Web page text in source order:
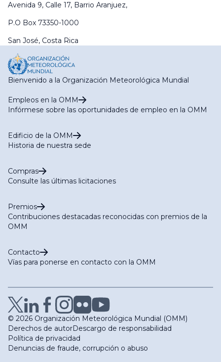
Avenida 9, Calle 17, Barrio Aranjuez,
P.O Box 73350-1000
San José, Costa Rica
Bienvenido a la Organización Meteorológica Mundial
Empleos en la OMM
Infórmese sobre las oportunidades de empleo en la OMM
Edificio de la OMM
Historia de nuestra sede
Compras
Consulte las últimas licitaciones
Premios
Contribuciones destacadas reconocidas con premios de la
OMM
Contacto
Vías para ponerse en contacto con la OMM
© 2026 Organización Meteorológica Mundial (OMM)
Derechos de autorDescargo de responsabilidad
Política de privacidad
Denuncias de fraude, corrupción o abuso